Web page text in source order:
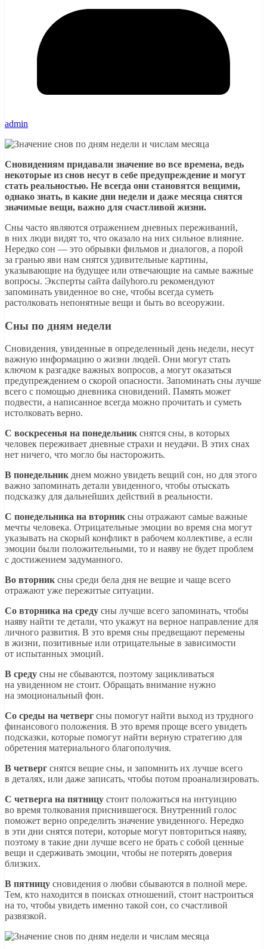
admin
Сновидениям придавали значение во все времена, ведь
некоторые из снов несут в себе предупреждение и могут
стать реальностью. Не всегда они становятся вещими,
однако знать, в какие дни недели и даже месяца снятся
значимые вещи, важно для счастливой жизни.
Сны часто являются отражением дневных переживаний,
в них люди видят то, что оказало на них сильное влияние.
Нередко сон — это обрывки фильмов и диалогов, а порой
за гранью яви нам снятся удивительные картины,
указывающие на будущее или отвечающие на самые важные
вопросы. Эксперты сайта dailyhoro.ru рекомендуют
запоминать увиденное во сне, чтобы всегда суметь
растолковать непонятные вещи и быть во всеоружии.
Сны по дням недели
Сновидения, увиденные в определенный день недели, несут
важную информацию о жизни людей. Они могут стать
ключом к разгадке важных вопросов, а могут оказаться
предупреждением о скорой опасности. Запоминать сны лучше
всего с помощью дневника сновидений. Память может
подвести, а написанное всегда можно прочитать и суметь
истолковать верно.
С воскресенья на понедельник снятся сны, в которых
человек переживает дневные страхи и неудачи. В этих снах
нет ничего, что могло бы насторожить.
В понедельник днем можно увидеть вещий сон, но для этого
важно запоминать детали увиденного, чтобы отыскать
подсказку для дальнейших действий в реальности.
С понедельника на вторник сны отражают самые важные
мечты человека. Отрицательные эмоции во время сна могут
указывать на скорый конфликт в рабочем коллективе, а если
эмоции были положительными, то и наяву не будет проблем
с достижением задуманного.
Во вторник сны среди бела дня не вещие и чаще всего
отражают уже пережитые ситуации.
Со вторника на среду сны лучше всего запоминать, чтобы
наяву найти те детали, что укажут на верное направление для
личного развития. В это время сны предвещают перемены
в жизни, позитивные или отрицательные в зависимости
от испытанных эмоций.
В среду сны не сбываются, поэтому зацикливаться
на увиденном не стоит. Обращать внимание нужно
на эмоциональный фон.
Со среды на четверг сны помогут найти выход из трудного
финансового положения. В это время проще всего увидеть
подсказки, которые помогут найти верную стратегию для
обретения материального благополучия.
В четверг снятся вещие сны, и запомнить их лучше всего
в деталях, или даже записать, чтобы потом проанализировать.
С четверга на пятницу стоит положиться на интуицию
во время толкования приснившегося. Внутренний голос
поможет верно определить значение увиденного. Нередко
в эти дни снятся потери, которые могут повториться наяву,
поэтому в такие дни лучше всего не брать с собой ценные
вещи и сдерживать эмоции, чтобы не потерять доверия
близких.
В пятницу сновидения о любви сбываются в полной мере.
Тем, кто находится в поисках отношений, стоит настроиться
на то, чтобы увидеть именно такой сон, со счастливой
развязкой.